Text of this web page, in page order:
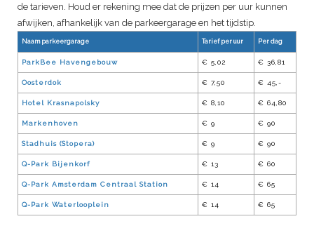
de tarieven. Houd er rekening mee dat de prijzen per uur kunnen
afwijken, afhankelijk van de parkeergarage en het tijdstip.
Naam parkeergarage Tarief per uur Per dag
ParkBee Havengebouw € 5,02 € 36,81
Oosterdok € 7,50 € 45,-
Hotel Krasnapolsky € 8,10 € 64,80
Markenhoven € 9 € 90
Stadhuis (Stopera) € 9 € 90
Q-Park Bijenkorf € 13 € 60
Q-Park Amsterdam Centraal Station € 14 € 65
Q-Park Waterlooplein € 14 € 65